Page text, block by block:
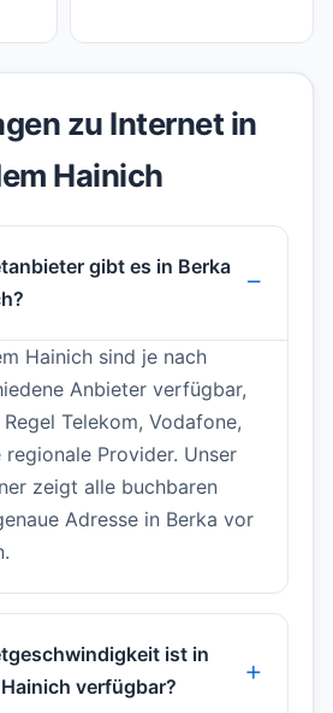
zu Internet in
Hainich
gibt es in Berka
Hainich sind je nach
Anbieter verfügbar,
Telekom, Vodafone,
Provider. Unser
zeigt alle buchbaren
Adresse in Berka vor
ist in
verfügbar?